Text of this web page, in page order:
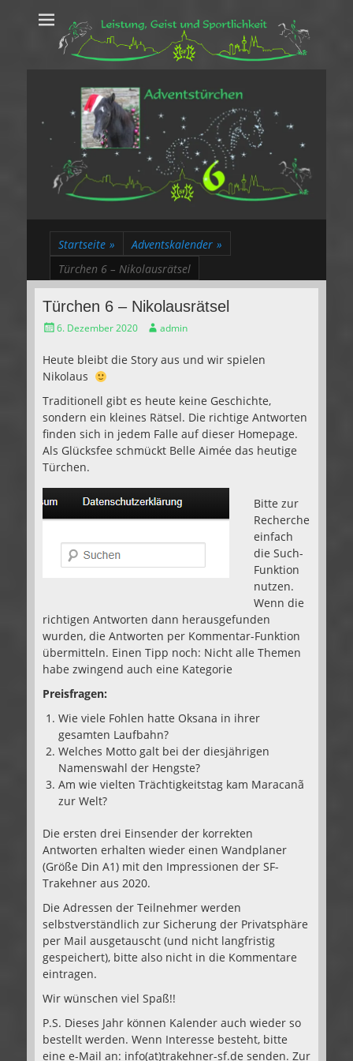
Leistung, Geist
und Sportlichkeit
Trakehner aus dem Herzen des Rheinlands
Startseite » Adventskalender »
Türchen 6 – Nikolausrätsel
Türchen 6 – Nikolausrätsel
Gepostet
6. Dezember 2020 Autoradmin
Heute bleibt die Story aus und wir spielen
Nikolaus
Traditionell gibt es heute keine Geschichte,
sondern ein kleines Rätsel. Die richtige Antworten
finden sich in jedem Falle auf dieser Homepage.
Als Glücksfee schmückt Belle Aimée das heutige
Türchen.
Bitte zur
Recherche
einfach
die Such-
Funktion
nutzen.
Wenn die
richtigen Antworten dann herausgefunden
wurden, die Antworten per Kommentar-Funktion
übermitteln. Einen Tipp noch: Nicht alle Themen
habe zwingend auch eine Kategorie
Preisfragen:
Wie viele Fohlen hatte Oksana in ihrer
gesamten Laufbahn?
Welches Motto galt bei der diesjährigen
Namenswahl der Hengste?
Am wie vielten Trächtigkeitstag kam Maracanã
zur Welt?
Die ersten drei Einsender der korrekten
Antworten erhalten wieder einen Wandplaner
(Größe Din A1) mit den Impressionen der SF-
Trakehner aus 2020.
Die Adressen der Teilnehmer werden
selbstverständlich zur Sicherung der Privatsphäre
per Mail ausgetauscht (und nicht langfristig
gespeichert), bitte also nicht in die Kommentare
eintragen.
Wir wünschen viel Spaß!!
P.S. Dieses Jahr können Kalender auch wieder so
bestellt werden. Wenn Interesse besteht, bitte
eine e-Mail an: info(at)trakehner-sf.de senden. Zur